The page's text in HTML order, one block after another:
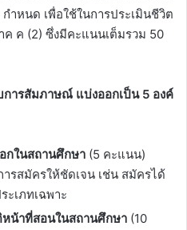
ำหนด เพื่อใช้ในการประเมินชีวิต
ค (2) ซึ่งมีคะแนนเต็มรวม 50
การสัมภาษณ์ แบ่งออกเป็น 5 องค์
กในสถานศึกษา (5 คะแนน)
รสมัครให้ชัดเจน เช่น สมัครได้
ะเภทเฉพาะ
น้าที่สอนในสถานศึกษา (10